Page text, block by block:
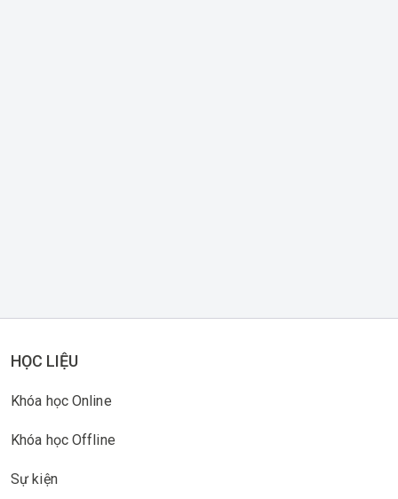
HỌC LIỆU
Khóa học Online
Khóa học Offline
Sự kiện